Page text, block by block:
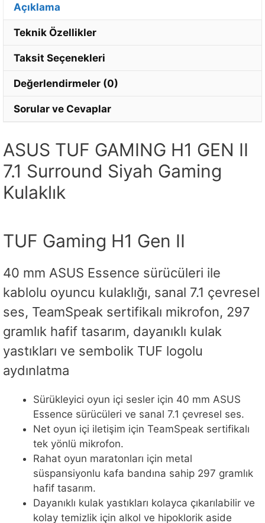
Açıklama
Teknik Özellikler
Taksit Seçenekleri
Değerlendirmeler (0)
Sorular ve Cevaplar
ASUS TUF GAMING H1 GEN II
7.1 Surround Siyah Gaming
Kulaklık
TUF Gaming H1 Gen II
40 mm ASUS Essence sürücüleri ile
kablolu oyuncu kulaklığı, sanal 7.1 çevresel
ses, TeamSpeak sertifikalı mikrofon, 297
gramlık hafif tasarım, dayanıklı kulak
yastıkları ve sembolik TUF logolu
aydınlatma
Sürükleyici oyun içi sesler için 40 mm ASUS
Essence sürücüleri ve sanal 7.1 çevresel ses.
Net oyun içi iletişim için TeamSpeak sertifikalı
tek yönlü mikrofon.
Rahat oyun maratonları için metal
süspansiyonlu kafa bandına sahip 297 gramlık
hafif tasarım.
Dayanıklı kulak yastıkları kolayca çıkarılabilir ve
kolay temizlik için alkol ve hipoklorik aside